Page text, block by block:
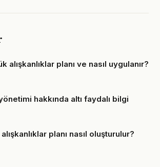
alışkanlıklar planı ve nasıl uygulanır?
hakkında altı faydalı bilgi
planı nasıl oluşturulur?